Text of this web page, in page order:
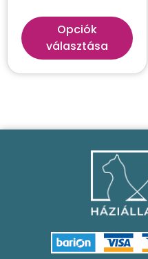
Opciók
választása